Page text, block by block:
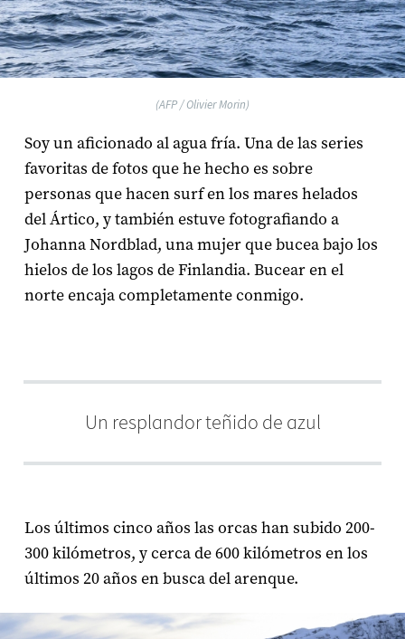
(AFP / Olivier Morin)
Soy un aficionado al agua fría. Una de las series
favoritas de fotos que he hecho es sobre
personas que hacen surf en los mares helados
del Ártico, y también estuve fotografiando a
Johanna Nordblad, una mujer que bucea bajo los
hielos de los lagos de Finlandia. Bucear en el
norte encaja completamente conmigo.
Un resplandor teñido de azul
Los últimos cinco años las orcas han subido 200-
300 kilómetros, y cerca de 600 kilómetros en los
últimos 20 años en busca del arenque.